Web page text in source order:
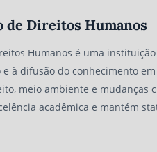
Direitos Humanos
Humanos é uma
à difusão do conhecimento
meio ambiente e mudanças
acadêmica e mantém